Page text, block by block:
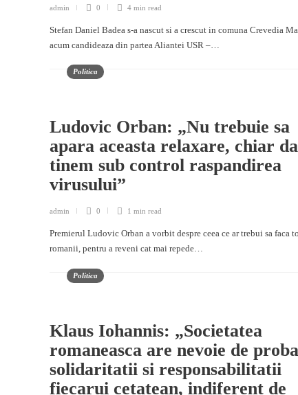
admin 0 4 min read
Stefan Daniel Badea s-a nascut si a crescut in comuna Crevedia
acum candideaza din partea Aliantei USR –…
Politica
Ludovic Orban: „Nu trebuie sa
apara aceasta relaxare, chiar
tinem sub control raspandirea
virusului”
admin 0 1 min read
Premierul Ludovic Orban a vorbit despre ceea ce ar trebui sa faca
romanii, pentru a reveni cat mai repede…
Politica
Klaus Iohannis: „Societatea
romaneasca are nevoie de proba
solidaritatii si responsabilitatii
fiecarui cetatean, indiferent de